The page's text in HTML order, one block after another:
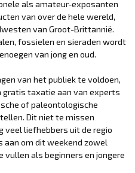
als amateur-exposanten
van over de hele wereld,
van Groot-Brittannië.
fossielen en sieraden wordt
van jong en oud.
van het publiek te voldoen,
gratis taxatie aan van experts
of paleontologische
Dit niet te missen
veel liefhebbers uit de regio
aan om dit weekend zowel
als beginners en jongere